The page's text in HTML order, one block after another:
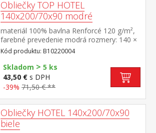
Obliečky TOP HOTEL
140x200/70x90 modré
materiál 100% bavlna Renforcé 120 g/m²,
farebné prevedenie modrá rozmery: 140 ×
200 cm + 70 × 90 cm pevné, odolné,
stálofarebné, nezrážavá úprava, hotelový
uzáver prateľné do 60 °C
Kód produktu: B10220004
Skladom > 5 ks
43,50 € s DPH
-39% 71,50 € **
Obliečky HOTEL 140x200/70x90
biele